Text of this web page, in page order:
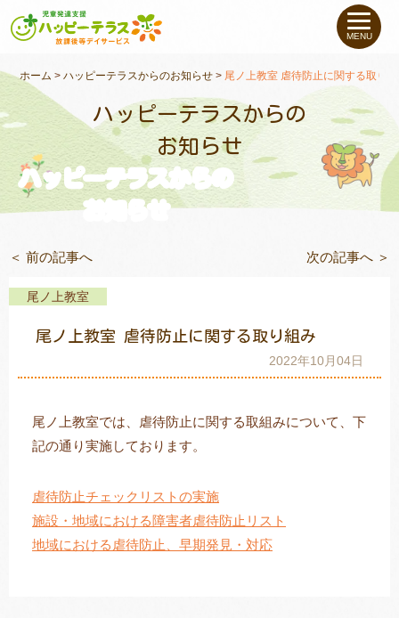
私たちについて
未就学のお子さま（０〜６才）
小学生〜高校生の お子さま
支援事例
教室一覧
MENU
ホーム >ハッピーテラスからのお知らせ > 尾ノ上教室 虐待防止に関する取り
ハッピーテラスからの
お知らせ
ハッピーテラスからの
お知らせ
＜ 前の記事へ 次の記事へ ＞
尾ノ上教室
尾ノ上教室 虐待防止に関する取り組み
2022年10月04日
尾ノ上教室では、虐待防止に関する取組みについて、下
記の通り実施しております。
虐待防止チェックリストの実施
施設・地域における障害者虐待防止リスト
地域における虐待防止、早期発見・対応